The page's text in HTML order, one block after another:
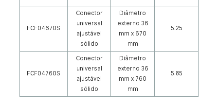
FCF04670S
Conector
universal
ajustável
sólido
Diâmetro
externo 36
mm x 670
mm
5.25
FCF04760S
Conector
universal
ajustável
sólido
Diâmetro
externo 36
mm x 760
mm
5.85